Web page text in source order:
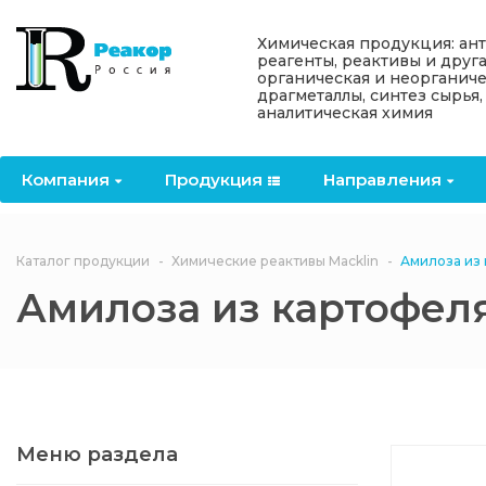
Компания Продукция Направления
Назад
Компания
Лицензии
Документы
Филиалы
Назад
Продукция
OceanСhem
Антипирены
антипирены
3ASenrise
Назад
Направления
Отвердители
Назад
Информация
Акции
Политика
конфиденциальности
Химическая продукция:
реагенты, реактивы и
органическая и
драгметаллы, синтез сырья,
аналитическая химия
Каталог продукции Химические реактивы Macklin Амилоза из
Амилоза из
Меню раздела